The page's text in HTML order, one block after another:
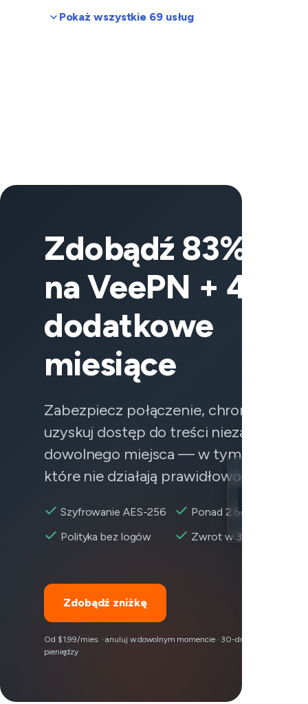
Pokaż wszystkie 69 usług
Zdobądź 83%
na VeePN + 4
dodatkowe
miesiące
Zabezpiecz połączenie, chroń dane i
uzyskuj dostęp do treści niezawodnie z
dowolnego miejsca — w tym do usług,
które nie działają prawidłowo.
Szyfrowanie AES-256
Ponad 2 600+
Polityka bez logów
Zwrot w 30 dni
Zdobądź zniżkę
Od $1,99/mies. · anuluj w dowolnym momencie · 30-dniowa gwarancja
pieniędzy